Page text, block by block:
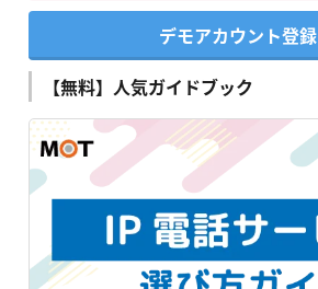
デモアカウント登録
【無料】人気ガイドブック